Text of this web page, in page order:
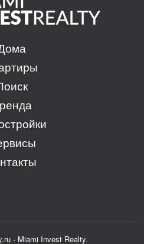
- Miami Invest Realty.